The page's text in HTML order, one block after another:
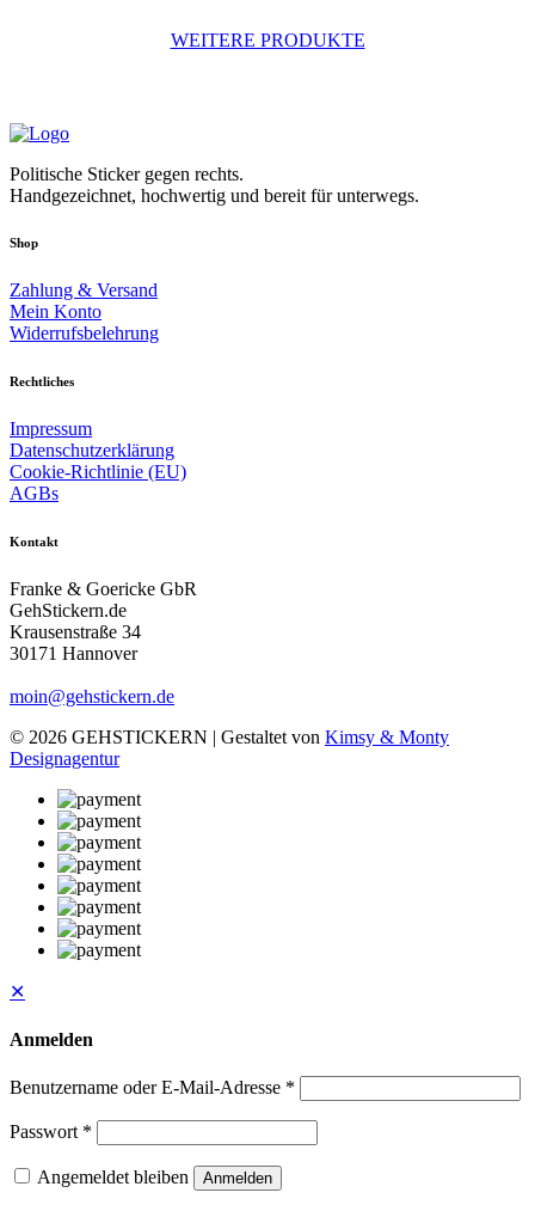
WEITERE PRODUKTE
Politische Sticker gegen rechts.
Handgezeichnet, hochwertig und bereit für unterwegs.
Shop
Zahlung & Versand
Mein Konto
Widerrufsbelehrung
Rechtliches
Impressum
Datenschutzerklärung
Cookie-Richtlinie (EU)
AGBs
Kontakt
Franke & Goericke GbR
GehStickern.de
Krausenstraße 34
30171 Hannover
moin@gehstickern.de
© 2026 GEHSTICKERN | Gestaltet von Kimsy & Monty
Designagentur
✕
Anmelden
Benutzername oder E-Mail-Adresse *
Passwort *
Angemeldet bleiben Anmelden